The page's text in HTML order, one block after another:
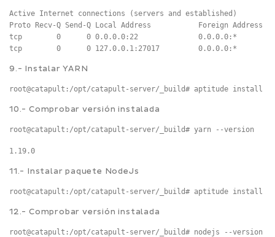
Active Internet connections (servers and established)
Proto Recv-Q Send-Q Local Address           Foreign
tcp        0      0 0.0.0.0:22              0.0.0.0:*
9.- Instalar YARN
root@catapult:/opt/catapult-server/_build# aptitude install -
10.- Comprobar versión instalada
root@catapult:/opt/catapult-server/_build# yarn --version
11.- Instalar paquete NodeJs
root@catapult:/opt/catapult-server/_build# aptitude install -
12.- Comprobar versión instalada
root@catapult:/opt/catapult-server/_build# nodejs --version